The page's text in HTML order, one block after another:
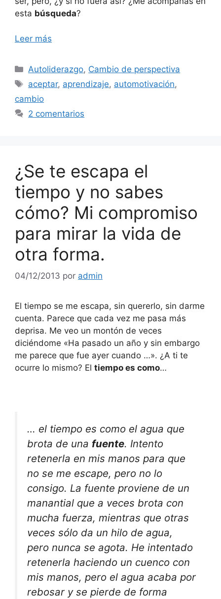
esta búsqueda?
Leer más
Categorías
Autoliderazgo, Cambio de perspectiva
Etiquetas
aceptar, aprendizaje, automotivación,
cambio
2 comentarios
¿Se te escapa el
tiempo y no sabes
cómo? Mi compromiso
para mirar la vida de
otra forma.
04/12/2013 por admin
El tiempo se me escapa, sin quererlo, sin darme
cuenta. Parece que cada vez me pasa más
deprisa. Me veo un montón de veces
diciéndome «Ha pasado un año y sin embargo
me parece que fue ayer cuando …». ¿A ti te
ocurre lo mismo? El tiempo es como…
… el tiempo es como el agua que
brota de una fuente. Intento
retenerla en mis manos para que
no se me escape, pero no lo
consigo. La fuente proviene de un
manantial que a veces brota con
mucha fuerza, mientras que otras
veces sólo da un hilo de agua,
pero nunca se agota. He intentado
retenerla haciendo un cuenco con
mis manos, pero el agua acaba por
rebosar y se pierde de forma